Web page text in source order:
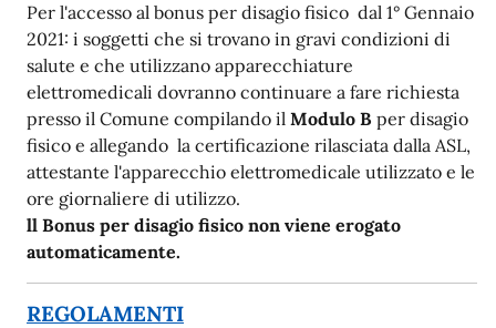
Per l'accesso al bonus per disagio fisico dal 1° Gennaio
2021: i soggetti che si trovano in gravi condizioni di
salute e che utilizzano apparecchiature
elettromedicali dovranno continuare a fare richiesta
presso il Comune compilando il Modulo B per disagio
fisico e allegando la certificazione rilasciata dalla ASL,
attestante l'apparecchio elettromedicale utilizzato e le
ore giornaliere di utilizzo.
ll Bonus per disagio fisico non viene erogato
automaticamente.
REGOLAMENTI